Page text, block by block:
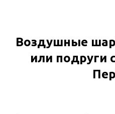
Воздушные
или подруги